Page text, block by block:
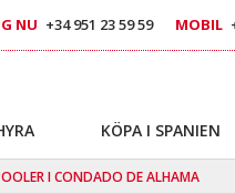
I CONDADO DE ALHAMA
NU +34 951 23 59 59 MOBIL
KÖPA I SPANIEN